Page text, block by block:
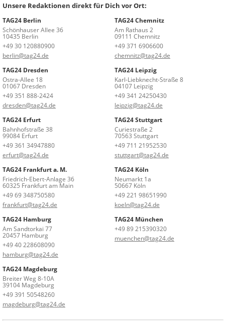
Unsere Redaktionen direkt für Dich vor Ort:
TAG24 Berlin
Schönhauser Allee 36
10435 Berlin
+49 30 120880900
berlin@tag24.de
TAG24 Chemnitz
Am Rathaus 2
09111 Chemnitz
+49 371 6906600
chemnitz@tag24.de
TAG24 Dresden
Ostra-Allee 18
01067 Dresden
+49 351 888-2424
dresden@tag24.de
TAG24 Leipzig
Karl-Liebknecht-Straße 8
04107 Leipzig
+49 341 24250430
leipzig@tag24.de
TAG24 Erfurt
Bahnhofstraße 38
99084 Erfurt
+49 361 34947880
erfurt@tag24.de
TAG24 Stuttgart
Curiestraße 2
70563 Stuttgart
+49 711 21952530
stuttgart@tag24.de
TAG24 Frankfurt a. M.
Friedrich-Ebert-Anlage 36
60325 Frankfurt am Main
+49 69 348750580
frankfurt@tag24.de
TAG24 Köln
Neumarkt 1a
50667 Köln
+49 221 98651990
koeln@tag24.de
TAG24 Hamburg
Am Sandtorkai 77
20457 Hamburg
+49 40 228608090
hamburg@tag24.de
TAG24 München
+49 89 215390320
muenchen@tag24.de
TAG24 Magdeburg
Breiter Weg 8-10A
39104 Magdeburg
+49 391 50548260
magdeburg@tag24.de